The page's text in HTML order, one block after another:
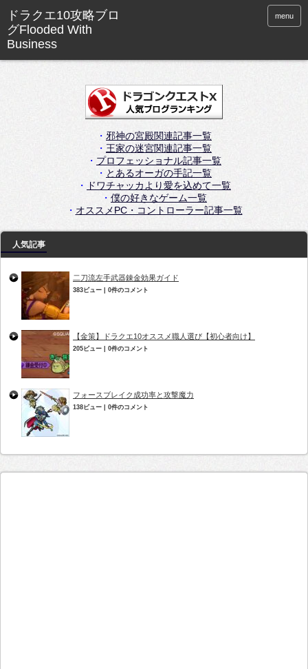
menu
・ 邪神の宮殿関連記事一覧
・ 王家の迷宮関連記事一覧
・ プロフェッショナル記事一覧
・ とあるオーガの手記一覧
・
ドワチャッカより愛を込めて一覧
・ 僕の好きなゲーム一覧
・ オススメPC・コントローラー記事一覧
人気記事
二刀流左手武器錬金効果ガイド
383ビュー 0件のコメント
【金策】ドラクエ10オススメ職人選び【初心者向け】
205ビュー 0件のコメント
フォースブレイク成功率と攻撃魔力
138ビュー 0件のコメント